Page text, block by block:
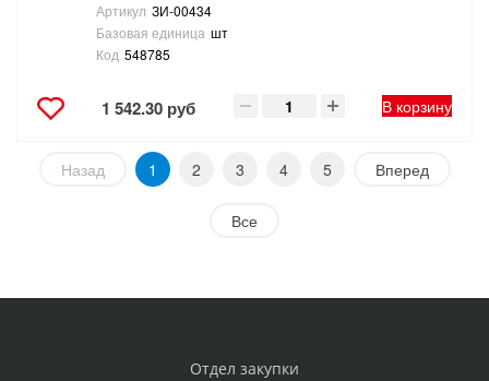
Артикул ЗИ-00434
Базовая единица шт
Код 548785
1 542.30 руб В корзину
Назад 1 2 3 4 5 Вперед
Все
Отдел закупки